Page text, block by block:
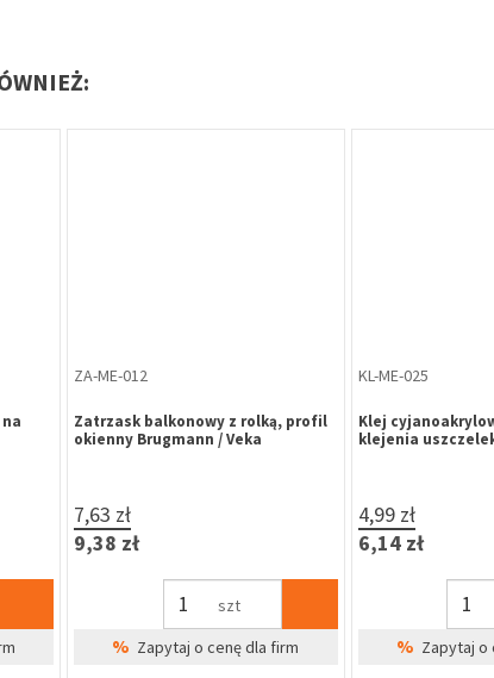
KD-HR-032
Kłódka B-Harko HS 40 mm
zatrzaskowa, marynistyczna stal
25,86 zł
31,81 zł
szt
% Zapytaj o cenę dla firm
WK-HR-567
Wkładka
30/65 mm, nikiel
32,40 zł
39,85 zł
% Zapytaj o